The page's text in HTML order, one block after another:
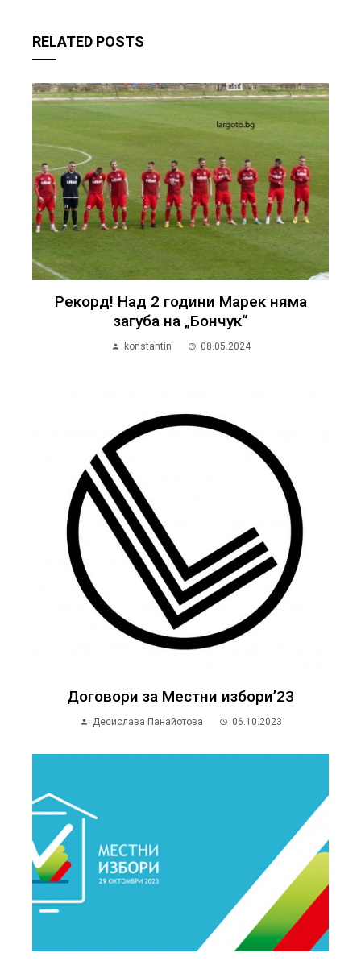
RELATED POSTS
Рекорд! Над 2 години Марек няма
загуба на „Бончук“
konstantin 08.05.2024
Договори за Местни избори’23
Десислава Панайотова 06.10.2023